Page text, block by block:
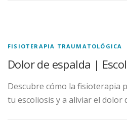
FISIOTERAPIA TRAUMATOLÓGICA
Dolor de espalda |
Descubre cómo la fisioterapia
tu escoliosis y a aliviar el dolor